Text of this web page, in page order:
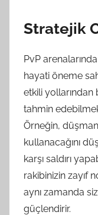
Stratejik
PvP
hayati öneme
etkili yollarından
tahmin
Örneğin,
kullanacağını
karşı saldırı
rakibinizin zayıf
aynı zamanda
güçlendirir.